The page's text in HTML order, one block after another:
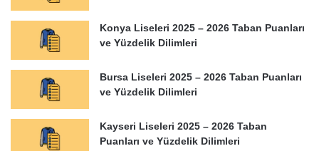
Konya Liseleri 2025 – 2026 Taban Puanları
ve Yüzdelik Dilimleri
Bursa Liseleri 2025 – 2026 Taban Puanları
ve Yüzdelik Dilimleri
Kayseri Liseleri 2025 – 2026 Taban
Puanları ve Yüzdelik Dilimleri